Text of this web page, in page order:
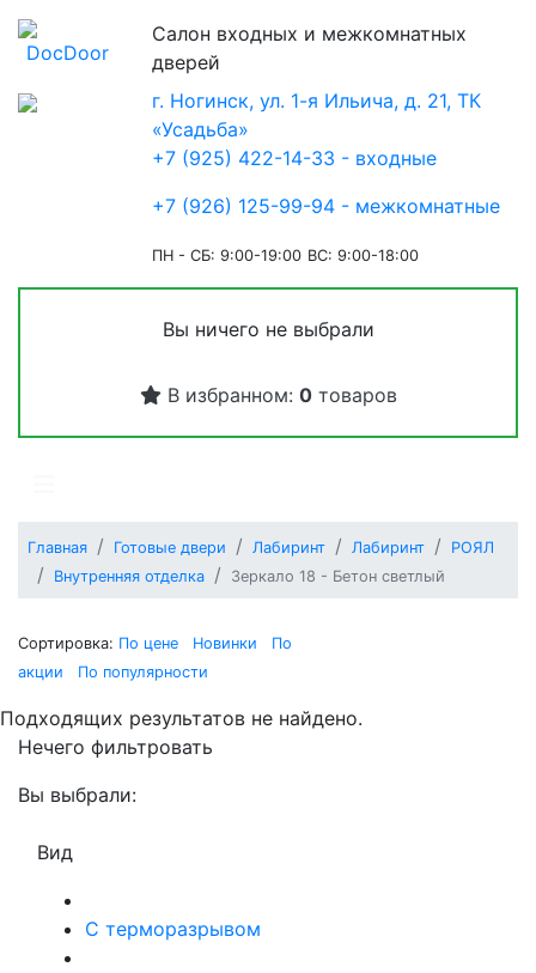
Салон входных и межкомнатных
дверей
г. Ногинск, ул. 1-я Ильича, д. 21, ТК
«Усадьба»
+7 (925) 422-14-33 - входные
+7 (926) 125-99-94 - межкомнатные
ПН - СБ: 9:00-19:00 ВС: 9:00-18:00
Вы ничего не выбрали
В избранном: 0товаров
Главная Готовые двери Лабиринт Лабиринт
РОЯЛ
Внутренняя отделка
Зеркало 18 - Бетон светлый
Сортировка: По цене Новинки
По
акции
По популярности
Подходящих результатов не найдено.
Нечего фильтровать
Вы выбрали:
Вид
С терморазрывом